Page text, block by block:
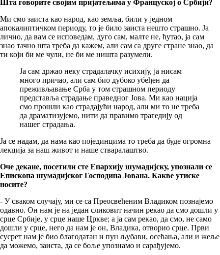
Шта говорите својим пријатељима у Француској o Србији?
Ми смо заиста као народ, као земља, били у једном
апокалиптичком периоду, то је било заиста нешто страшно. Ја
лично, да вам се исповедам, дуго сам, малте не, ћутао, ја сам
знао тачно шта треба да кажем, али сам са друге стране знао, да
ти који би ме чули, не би ме ништа разумели.
Ја сам држао неку страдалачку исихију, ја нисам
много причао, али сам био дубоко убеђен да
преживљавање Срба у том страшном периоду
представља страдање праведног Јова. Ми као нација
смо прошли као страдајући народ, али ми то не треба
да драматизујемо, нити да правимо трагедију од
нашег страдања.
Ја се надам, да нама као појединцима то треба да буде огромна
лекција за наш живот и наше стваралаштво.
Оче декане, посетили сте Епархију шумадијску, упознали се
Епископа шумадијског Господина Јована. Какве утиске
носите?
- У сваком случају, ми се са Преосвећеним Владиком познајемо
одавно. Он нам је на један сликовит начин рекао да смо дошли у
срце Србије, у срце наше Цркве; а ја сам рекао, да смо, не само
дошли у срце, него да нам је он, Владика, отворио срце. Први
сусрет нам је био благодатан и пун љубави, осећања, али и жеље
да можемо, заиста, да се боље упознамо и сарађујемо.